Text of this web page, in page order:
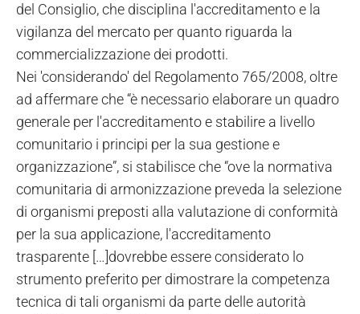
del Consiglio, che disciplina l'accreditamento e la
vigilanza del mercato per quanto riguarda la
commercializzazione dei prodotti.
Nei 'considerando' del Regolamento 765/2008, oltre
ad affermare che “è necessario elaborare un quadro
generale per l'accreditamento e stabilire a livello
comunitario i principi per la sua gestione e
organizzazione”, si stabilisce che “ove la normativa
comunitaria di armonizzazione preveda la selezione
di organismi preposti alla valutazione di conformità
per la sua applicazione, l'accreditamento
trasparente […]dovrebbe essere considerato lo
strumento preferito per dimostrare la competenza
tecnica di tali organismi da parte delle autorità